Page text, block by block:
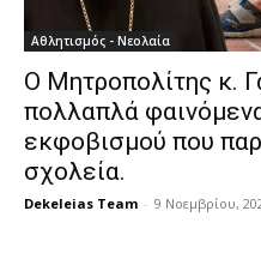
Αθλητισμός - Νεολαία
Ο Μητροπολίτης κ.
πολλαπλά
εκφοβισμού που
σχολεία.
Dekeleias Team - 9 Νοεμβρίου,